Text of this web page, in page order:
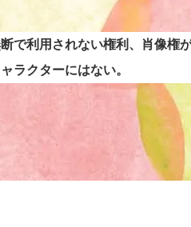
で利用されない権利、肖像権が
ラクターにはない。